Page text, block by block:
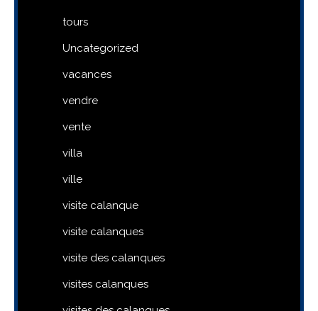
tours
Uncategorized
vacances
vendre
vente
villa
ville
visite calanque
visite calanques
visite des calanques
visites calanques